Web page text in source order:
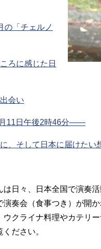
の「チェルノ
ろに感じた日
会い
月11日午後2時46分――
に、そして日本に届けたい
は日々、日本全国で演奏
演奏会（食事つき）が開
ウクライナ料理やカテリ
ださい。